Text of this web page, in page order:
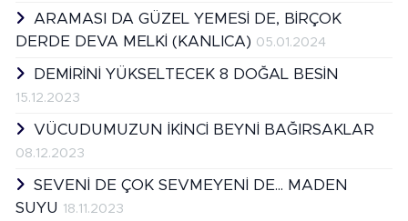
ARAMASI DA GÜZEL YEMESİ DE, BİRÇOK
DERDE DEVA MELKİ (KANLICA) 05.01.2024
DEMİRİNİ YÜKSELTECEK 8 DOĞAL BESİN
15.12.2023
VÜCUDUMUZUN İKİNCİ BEYNİ BAĞIRSAKLAR
08.12.2023
SEVENİ DE ÇOK SEVMEYENİ DE... MADEN
SUYU 18.11.2023